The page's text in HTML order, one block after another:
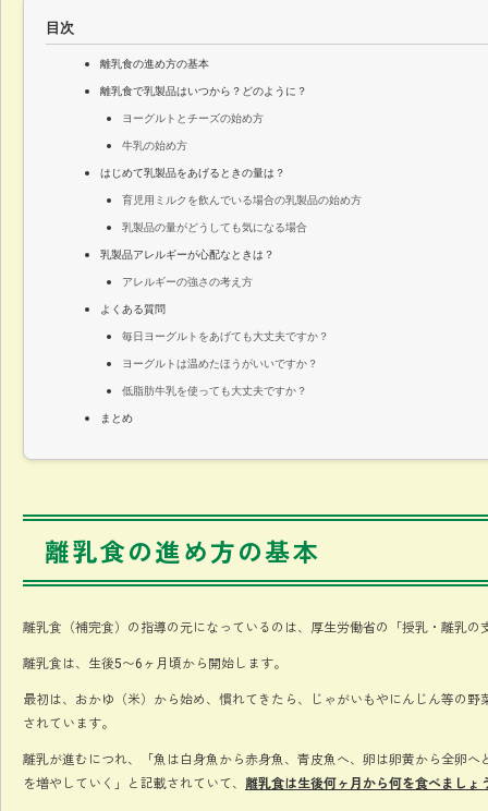
目次
離乳食の進め方の基本
離乳食で乳製品はいつから？どのように？
ヨーグルトとチーズの始め方
牛乳の始め方
はじめて乳製品をあげるときの量は？
育児用ミルクを飲んでいる場合の乳製品の始め方
乳製品の量がどうしても気になる場合
乳製品アレルギーが心配なときは？
アレルギーの強さの考え方
よくある質問
毎日ヨーグルトをあげても大丈夫ですか？
ヨーグルトは温めたほうがいいですか？
低脂肪牛乳を使っても大丈夫ですか？
まとめ
離乳食の進め方の基本
離乳食（補完食）の指導の元になっているのは、厚生労働省の「授乳・離乳の
離乳食は、生後5〜6ヶ月頃から開始します。
最初は、おかゆ（米）から始め、慣れてきたら、じゃがいもやにんじん等の
されています。
離乳が進むにつれ、「魚は白身魚から赤身魚、青皮魚へ、卵は卵黄から全卵
を増やしていく」と記載されていて、 離乳食は生後何ヶ月から何を食べましょ